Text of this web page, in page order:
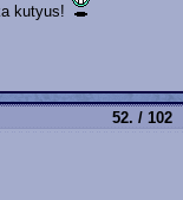
kutyus!
52. / 102